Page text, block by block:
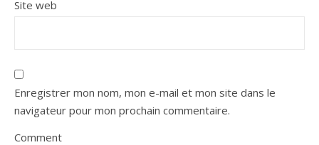
Site web
Enregistrer mon nom, mon e-mail et mon site dans le
navigateur pour mon prochain commentaire.
Comment